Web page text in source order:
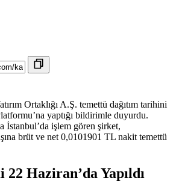
Ortaklığı A.Ş. temettü dağıtım tarihini
yaptığı bildirimle duyurdu.
işlem gören şirket,
brüt ve net 0,0101901 TL nakit temettü
Haziran’da Yapıldı